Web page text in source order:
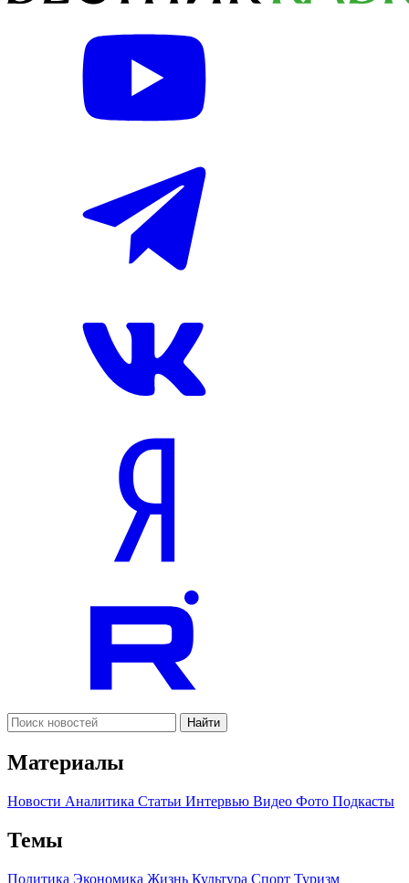
Найти
Материалы
Новости Аналитика Статьи Интервью Видео Фото Подкасты
Темы
Политика Экономика Жизнь Культура Спорт Туризм